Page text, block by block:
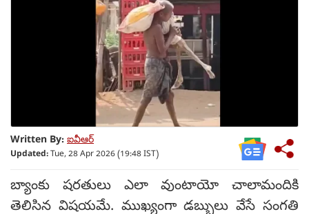
Written By: ఐవీఆర్
Updated:Tue, 28 Apr 2026 (19:48 IST)
బ్యాంకు షరతులు ఎలా వుంటాయో చాలామందికి
తెలిసిన విషయమే. ముఖ్యంగా డబ్బులు వేసే సంగతి